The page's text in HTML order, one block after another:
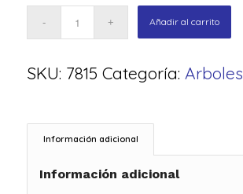
Añadir al carrito
SKU: 7815 Categoría: Arboles
Información adicional
Información adicional